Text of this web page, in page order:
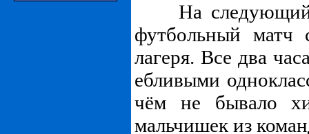
На следующий
футбольный матч
лагеря. Все два
ебливыми
чём не бывало
мальчишек из